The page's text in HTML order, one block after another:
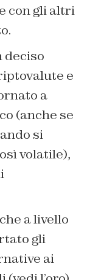
con gli altri
deciso
e
a
(anche se
si
volatile),
a livello
gli
ai